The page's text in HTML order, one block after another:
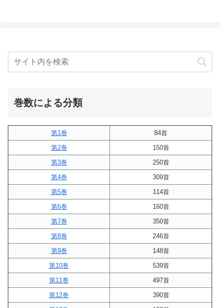
巻数による分類
第1巻
84首
第2巻
150首
第3巻
250首
第4巻
309首
第5巻
114首
第6巻
160首
第7巻
350首
第8巻
246首
第9巻
148首
第10巻
539首
第11巻
497首
第12巻
390首